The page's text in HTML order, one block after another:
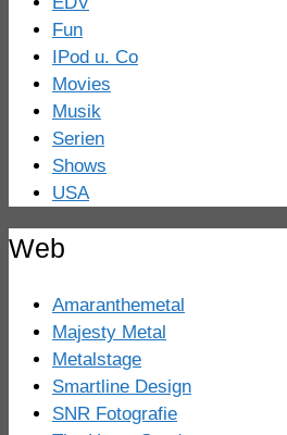
Fun
IPod u. Co
Movies
Musik
Serien
Shows
USA
Web
Amaranthemetal
Majesty Metal
Metalstage
Smartline Design
SNR Fotografie